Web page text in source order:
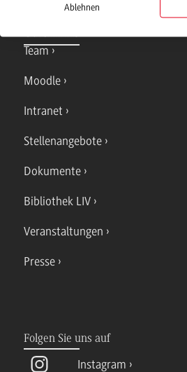
Quicklinks
Team
Moodle
Intranet
Stellenangebote
Dokumente
Bibliothek LIV
Veranstaltungen
Presse
Folgen Sie uns auf
Instagram
Ablehnen